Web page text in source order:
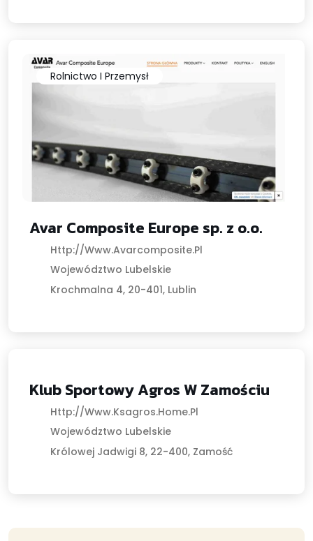
Rolnictwo I Przemysł
Avar Composite Europe sp. z o.o.
Http://www.avarcomposite.pl
Województwo Lubelskie
Krochmalna 4, 20-401, Lublin
Sport I Rekreacja
Klub Sportowy Agros W Zamościu
Http://www.ksagros.home.pl
Województwo Lubelskie
Królowej Jadwigi 8, 22-400, Zamość